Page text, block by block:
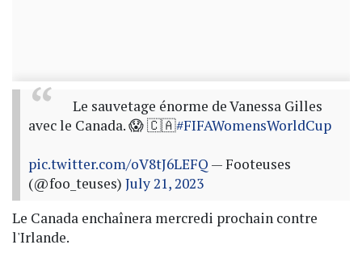
Le sauvetage énorme de Vanessa Gilles
avec le Canada. 😱 🇨🇦#FIFAWomensWorldCup
pic.twitter.com/oV8tJ6LEFQ — Footeuses
(@foo_teuses) July 21, 2023
Le Canada enchaînera mercredi prochain contre
l'Irlande.